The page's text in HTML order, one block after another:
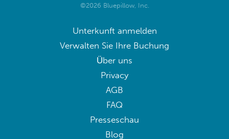
©2026 Bluepillow, Inc.
Unterkunft anmelden
Verwalten Sie Ihre Buchung
Über uns
Privacy
AGB
FAQ
Presseschau
Blog